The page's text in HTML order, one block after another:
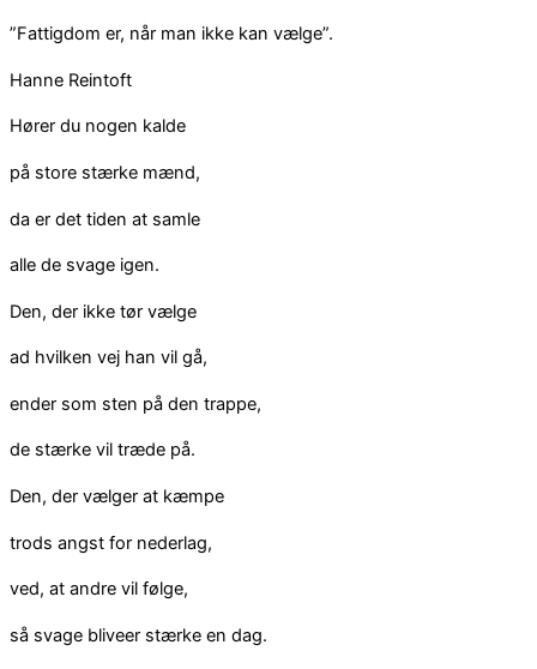
”Fattigdom er, når man ikke kan vælge”.
Hanne Reintoft
Hører du nogen kalde
på store stærke mænd,
da er det tiden at samle
alle de svage igen.
Den, der ikke tør vælge
ad hvilken vej han vil gå,
ender som sten på den trappe,
de stærke vil træde på.
Den, der vælger at kæmpe
trods angst for nederlag,
ved, at andre vil følge,
så svage bliveer stærke en dag.